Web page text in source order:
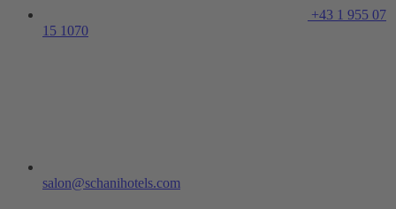
+43 1 955 07
15 1070
salon@schanihotels.com